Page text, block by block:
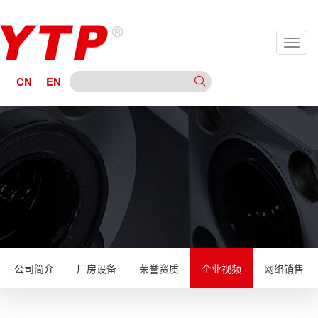
CN EN
公司简介 厂房设备 荣誉资质 企业视频 网络销售